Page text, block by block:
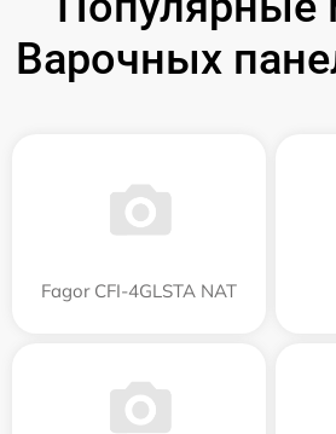
Варочных
Fagor CFI-4GLSTA NAT